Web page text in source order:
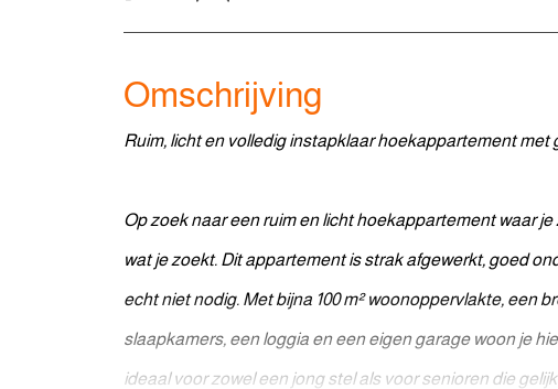
Omschrijving
Ruim, licht en volledig instapklaar hoekappartement met
Op zoek naar een ruim en licht hoekappartement waar
wat je zoekt. Dit appartement is strak afgewerkt, goed
echt niet nodig. Met bijna 100 m² woonoppervlakte, een
slaapkamers, een loggia en een eigen garage woon je
ideaal voor zowel een jong stel als voor senioren die